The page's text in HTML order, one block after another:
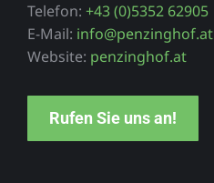
Telefon: +43 (0)5352 62905
E-Mail: info@penzinghof.at
Website: penzinghof.at
Rufen Sie uns an!